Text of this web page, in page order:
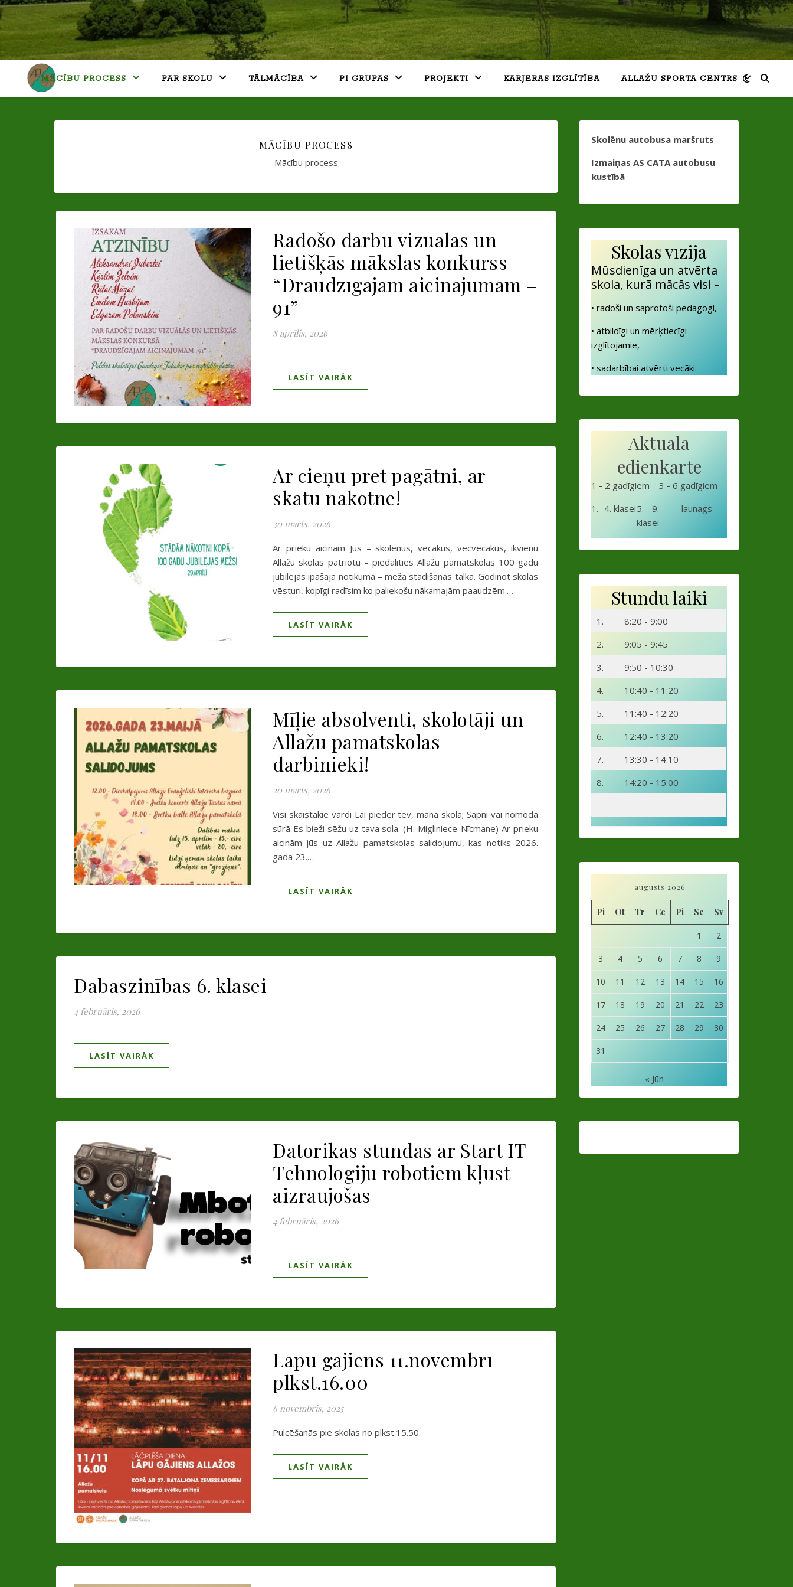
MĀCĪBU PROCESS PAR SKOLU TĀLMĀCĪBA PI GRUPAS PROJEKTI KARJERAS IZGLĪTĪBA ALLAŽU SPORTA CENTRS
MĀCĪBU PROCESS
Mācību process
Radošo darbu vizuālās un
lietišķās mākslas konkurss
“Draudzīgajam aicinājumam –
91”
8 aprīlis, 2026
LASĪT VAIRĀK
Ar cieņu pret pagātni, ar
skatu nākotnē!
30 marts, 2026
Ar prieku aicinām Jūs – skolēnus, vecākus, vecvecākus, ikvienu
Allažu skolas patriotu – piedalīties Allažu pamatskolas 100 gadu
jubilejas īpašajā notikumā – meža stādīšanas talkā. Godinot skolas
vēsturi, kopīgi radīsim ko paliekošu nākamajām paaudzēm.…
LASĪT VAIRĀK
Mīļie absolventi, skolotāji un
Allažu pamatskolas
darbinieki!
20 marts, 2026
Visi skaistākie vārdi Lai pieder tev, mana skola; Sapnī vai nomodā
sūrā Es bieži sēžu uz tava sola. (H. Migliniece-Nīcmane) Ar prieku
aicinām jūs uz Allažu pamatskolas salidojumu, kas notiks 2026.
gada 23.…
LASĪT VAIRĀK
Dabaszinības 6. klasei
4 februāris, 2026
LASĪT VAIRĀK
Datorikas stundas ar Start IT
Tehnologiju robotiem kļūst
aizraujošas
4 februāris, 2026
LASĪT VAIRĀK
Lāpu gājiens 11.novembrī
plkst.16.00
6 novembris, 2025
Pulcēšanās pie skolas no plkst.15.50
LASĪT VAIRĀK
Skolēnu autobusa maršruts
Izmaiņas AS CATA autobusu
kustībā
Skolas vīzija
Mūsdienīga un atvērta
skola, kurā mācās visi –
• radoši un saprotoši pedagogi,
• atbildīgi un mērķtiecīgi
izglītojamie,
• sadarbībai atvērti vecāki.
Aktuālā
ēdienkarte
1 - 2 gadīgiem
3 - 6 gadīgiem
1.- 4. klasei5. - 9.
klasei
launags
Stundu laiki
1.
8:20 - 9:00
2.
9:05 - 9:45
3.
9:50 - 10:30
4.
10:40 - 11:20
5.
11:40 - 12:20
6.
12:40 - 13:20
7.
13:30 - 14:10
8.
14:20 - 15:00
augusts 2026
Pi Ot Tr Ce Pi Se Sv
1 2
3 4 5 6 7 8 9
10 11 12 13 14 15 16
17 18 19 20 21 22 23
24 25 26 27 28 29 30
31
« Jūn